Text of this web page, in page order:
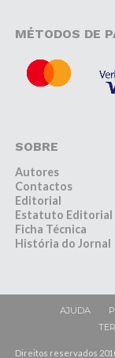
MÉTODOS DE
SOBRE
Autores
Contactos
Editorial
Estatuto Editorial
Ficha Técnica
História do Jornal
AJUDA
Direitos reservados